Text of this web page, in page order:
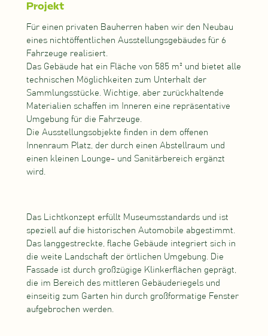
Projekt
Für einen privaten Bauherren haben wir den Neubau
eines nichtöffentlichen Ausstellungsgebäudes für 6
Fahrzeuge realisiert.
Das Gebäude hat ein Fläche von 585 m² und bietet alle
technischen Möglichkeiten zum Unterhalt der
Sammlungsstücke. Wichtige, aber zurückhaltende
Materialien schaffen im Inneren eine repräsentative
Umgebung für die Fahrzeuge.
Die Ausstellungsobjekte finden in dem offenen
Innenraum Platz, der durch einen Abstellraum und
einen kleinen Lounge- und Sanitärbereich ergänzt
wird.
Das Lichtkonzept erfüllt Museumsstandards und ist
speziell auf die historischen Automobile abgestimmt.
Das langgestreckte, flache Gebäude integriert sich in
die weite Landschaft der örtlichen Umgebung. Die
Fassade ist durch großzügige Klinkerflächen geprägt,
die im Bereich des mittleren Gebäuderiegels und
einseitig zum Garten hin durch großformatige Fenster
aufgebrochen werden.